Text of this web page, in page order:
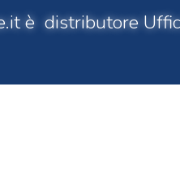
è distributore